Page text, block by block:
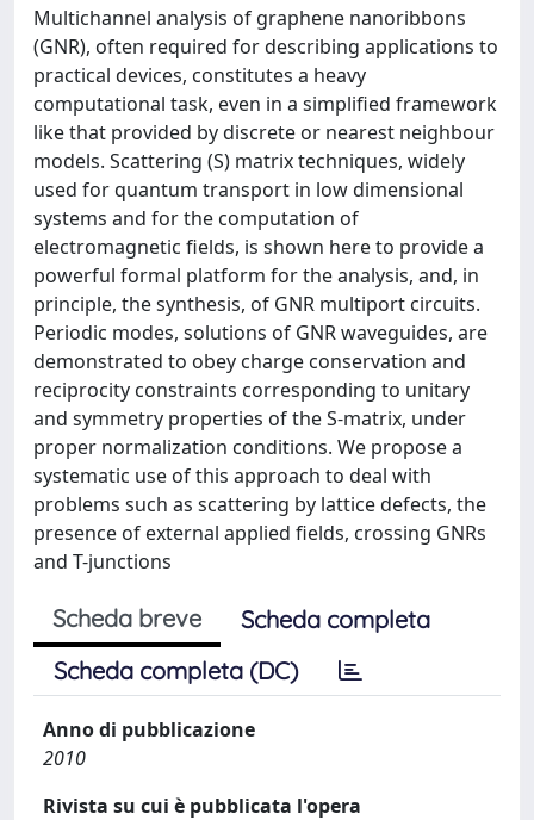
Multichannel analysis of graphene nanoribbons
(GNR), often required for describing applications to
practical devices, constitutes a heavy
computational task, even in a simpliﬁed framework
like that provided by discrete or nearest neighbour
models. Scattering (S) matrix techniques, widely
used for quantum transport in low dimensional
systems and for the computation of
electromagnetic ﬁelds, is shown here to provide a
powerful formal platform for the analysis, and, in
principle, the synthesis, of GNR multiport circuits.
Periodic modes, solutions of GNR waveguides, are
demonstrated to obey charge conservation and
reciprocity constraints corresponding to unitary
and symmetry properties of the S-matrix, under
proper normalization conditions. We propose a
systematic use of this approach to deal with
problems such as scattering by lattice defects, the
presence of external applied ﬁelds, crossing GNRs
and T-junctions
Scheda breve
Scheda completa
Scheda completa (DC)
Anno di pubblicazione
2010
Rivista su cui è pubblicata l'opera